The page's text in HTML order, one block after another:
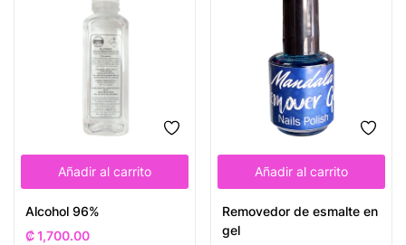
Añadir al carrito
Alcohol 96%
₡1,700.00
Añadir al carrito
Removedor de esmalte en
gel